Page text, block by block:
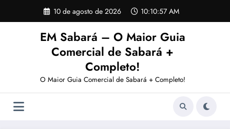
o
10 de agosto de 2026 10:10:57 AM
EM Sabará – O Maior Guia
Comercial de Sabará +
Completo!
O Maior Guia Comercial de Sabará + Completo!